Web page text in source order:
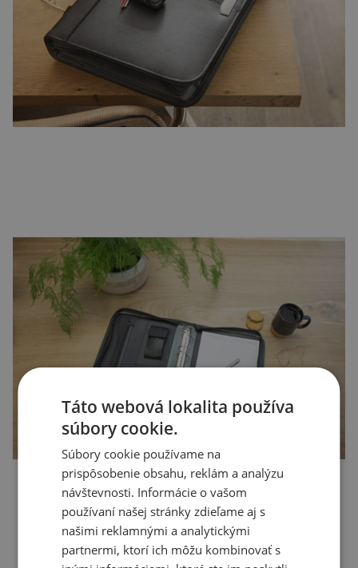
Táto webová lokalita používa
súbory cookie.
Súbory cookie používame na
prispôsobenie obsahu, reklám a analýzu
návštevnosti. Informácie o vašom
používaní našej stránky zdieľame aj s
našimi reklamnými a analytickými
partnermi, ktorí ich môžu kombinovať s